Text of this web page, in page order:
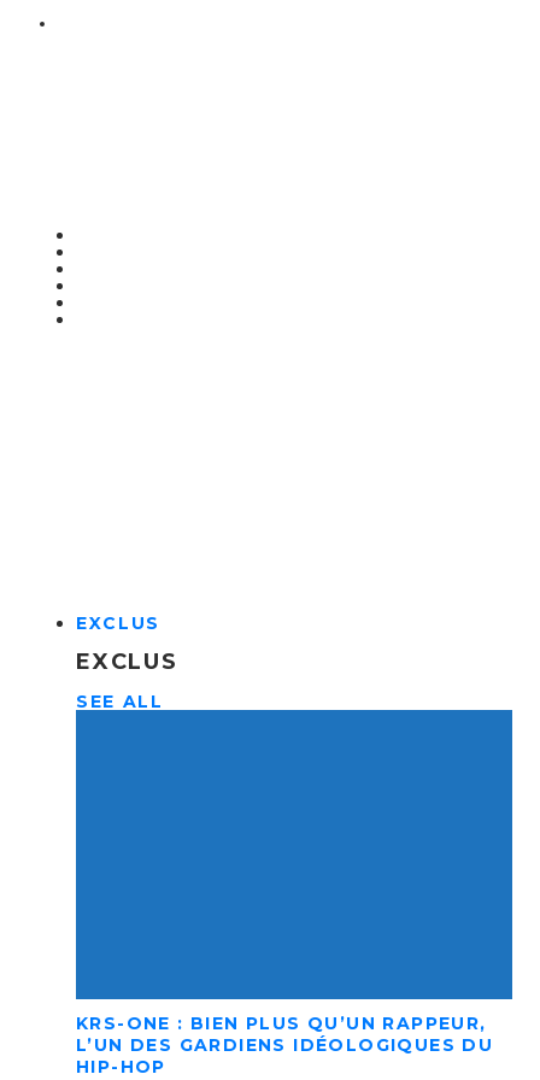
EXCLUS
EXCLUS
SEE ALL
KRS-ONE : BIEN PLUS QU’UN RAPPEUR,
L’UN DES GARDIENS IDÉOLOGIQUES DU
HIP-HOP